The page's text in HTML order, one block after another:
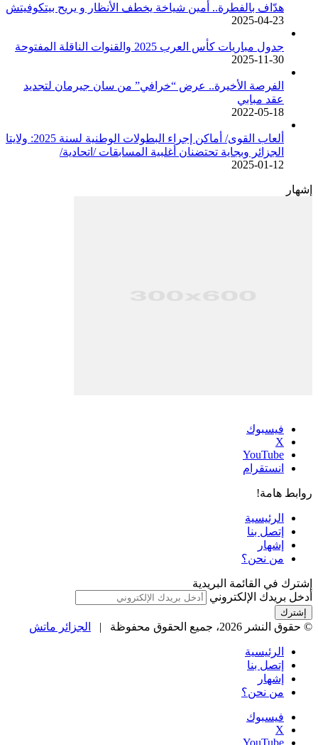
هدّاف بالفطرة.. أمين شياخة يخطف الأنظار و يريح بيتكوفيتش
2025-04-23
جدول مباريات كأس العرب 2025 والقنوات الناقلة المفتوحة
2025-11-30
الفرصة الأخيرة.. عرض “خرافي” من سان جيرمان لتجديد
عقد مبابي
2022-05-18
ألعاب القوى/ أماكن إجراء البطولات الوطنية لسنة 2025: ولايتا
الجزائر وبجاية تحتضنان أغلبية المسابقات /اتحادية/
2025-01-12
إشهار
فيسبوك
‫X
‫YouTube
انستقرام
روابط هامة!
الرئيسية
إتصل بنا
إشهار
من نحن؟
إشترك في القائمة البريدية
أدخل بريدك الإلكتروني
© حقوق النشر 2026، جميع الحقوق محفوظة | الجزائر ماتش
الرئيسية
إتصل بنا
إشهار
من نحن؟
فيسبوك
‫X
‫YouTube